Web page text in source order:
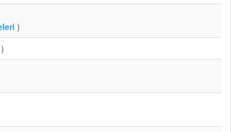
)
)